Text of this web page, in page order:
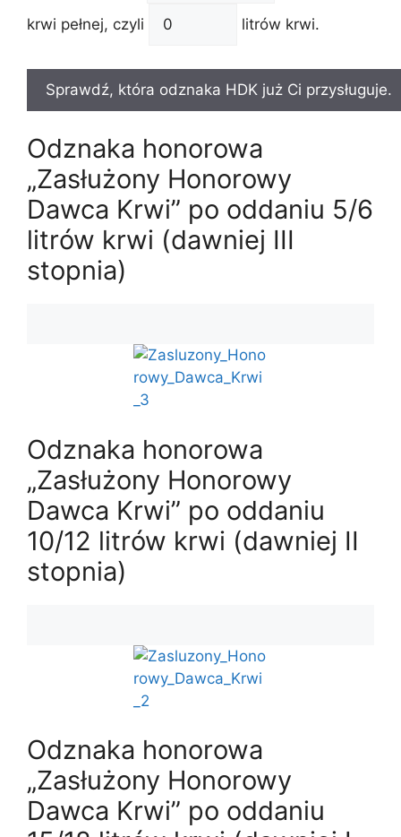
krwi pełnej, czyli litrów krwi.
Odznaka honorowa
„Zasłużony Honorowy
Dawca Krwi” po oddaniu 5/6
litrów krwi (dawniej III
stopnia)
Odznaka honorowa
„Zasłużony Honorowy
Dawca Krwi” po oddaniu
10/12 litrów krwi (dawniej II
stopnia)
Odznaka honorowa
„Zasłużony Honorowy
Dawca Krwi” po oddaniu